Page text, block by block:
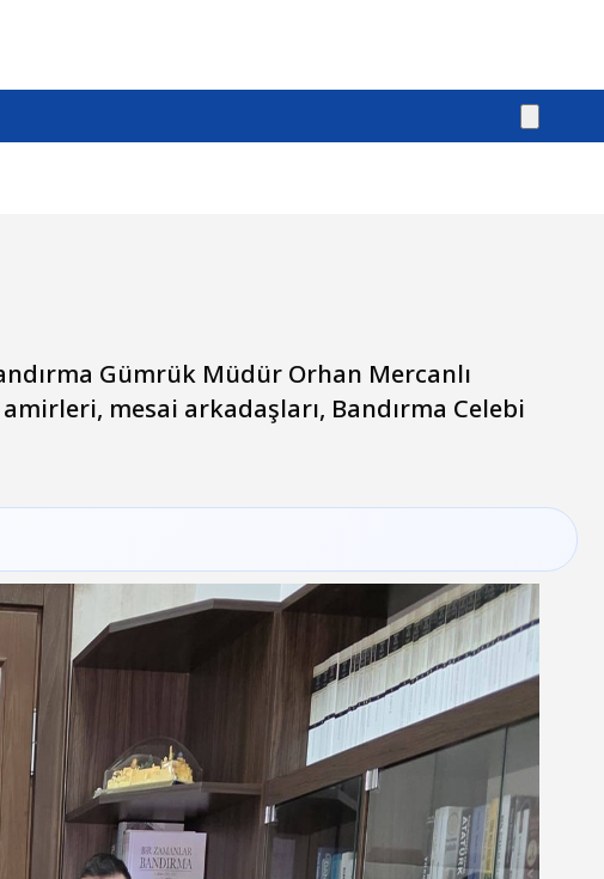
Gümrük Müdür Orhan Mercanlı
mesai arkadaşları, Bandırma Celebi